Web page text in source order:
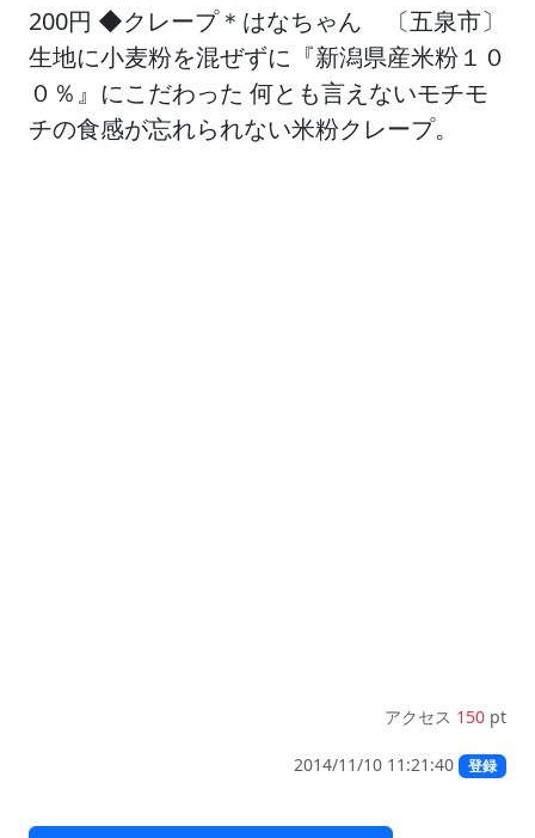
200円 ◆クレープ＊はなちゃん 〔五泉市〕
生地に小麦粉を混ぜずに『新潟県産米粉１０
０％』にこだわった 何とも言えないモチモ
チの食感が忘れられない米粉クレープ。
アクセス 150 pt
2014/11/10 11:21:40 登録